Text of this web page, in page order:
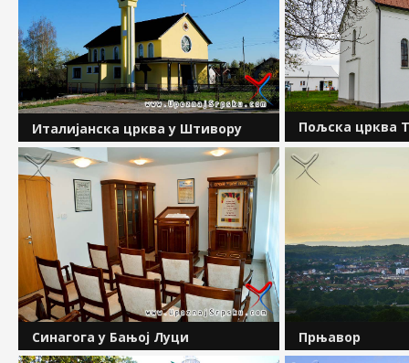
Италијанска црква у Штивору
Италијанска црква у селу Штивор код
Прњавора посвећена је светом
Ивану Крститељу. У
црквено&ndash;административном
погледу, ово село увијек је припадало
парохији Прњавор, осим у периоду
од...
Пољска црква
Пољаци су се на
Херцеговине,
аустроугарске
Синагога у Бањој Луци Прњавор